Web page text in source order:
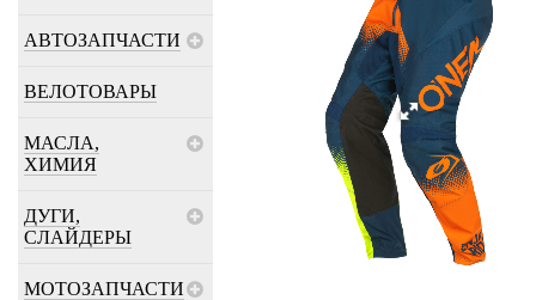
АВТОЗАПЧАСТИ
ВЕЛОТОВАРЫ
МАСЛА,
ХИМИЯ
ДУГИ,
СЛАЙДЕРЫ
МОТОЗАПЧАСТИ